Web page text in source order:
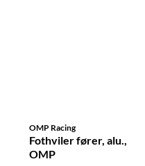
OMP Racing
Fothviler fører, alu.,
OMP